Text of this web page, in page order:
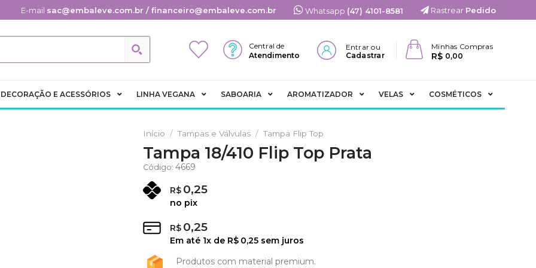
E-mail sac@embaleve.com.br / financeiro@embaleve.com.br Whatsapp (47) 4101-8581 Rastrear Pedido
Central de
Atendimento
Entrar ou
Cadastrar
Minhas Compras
R$ 0,00
DECORAÇÃO E ACESSÓRIOS LINHA VEGANA SABOARIA AROMATIZADOR VELAS COSMÉTICOS
Início / Tampas e Válvulas / Tampa Flip Top
Tampa 18/410 Flip Top Prata
Código: 4669
R$ 0,25
no pix
R$ 0,25
Em até 1x de R$ 0,25 sem juros
Produtos com material premium.